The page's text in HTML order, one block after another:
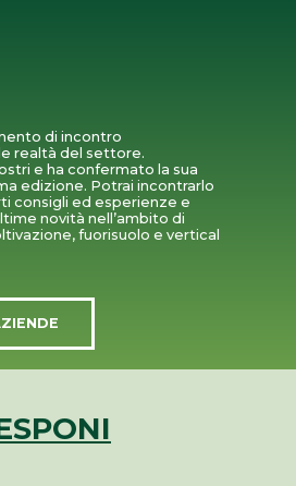
di incontro
realtà del settore.
e ha confermato la sua
edizione. Potrai incontrarlo
consigli ed esperienze e
novità nell’ambito di
fuorisuolo e vertical